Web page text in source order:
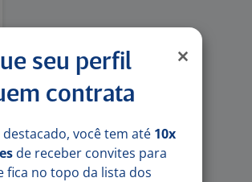
seu perfil
contrata
você tem até 10x
de receber convites para
fica no topo da lista dos